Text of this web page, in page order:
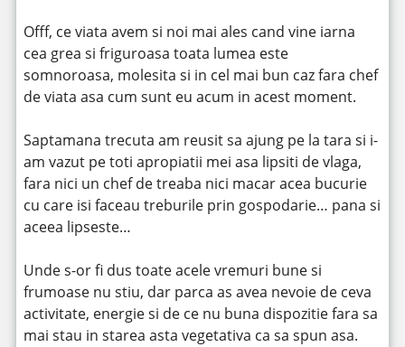
Offf, ce viata avem si noi mai ales cand vine iarna
cea grea si friguroasa toata lumea este
somnoroasa, molesita si in cel mai bun caz fara chef
de viata asa cum sunt eu acum in acest moment.
Saptamana trecuta am reusit sa ajung pe la tara si i-
am vazut pe toti apropiatii mei asa lipsiti de vlaga,
fara nici un chef de treaba nici macar acea bucurie
cu care isi faceau treburile prin gospodarie… pana si
aceea lipseste…
Unde s-or fi dus toate acele vremuri bune si
frumoase nu stiu, dar parca as avea nevoie de ceva
activitate, energie si de ce nu buna dispozitie fara sa
mai stau in starea asta vegetativa ca sa spun asa.